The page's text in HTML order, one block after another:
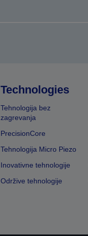
Technologies
Tehnologija bez
zagrevanja
PrecisionCore
Tehnologija Micro Piezo
Inovativne tehnologije
Održive tehnologije